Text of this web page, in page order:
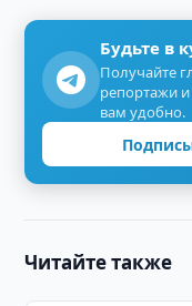
Будьте в
Получайте
репортажи
вам удобно.
Читайте также